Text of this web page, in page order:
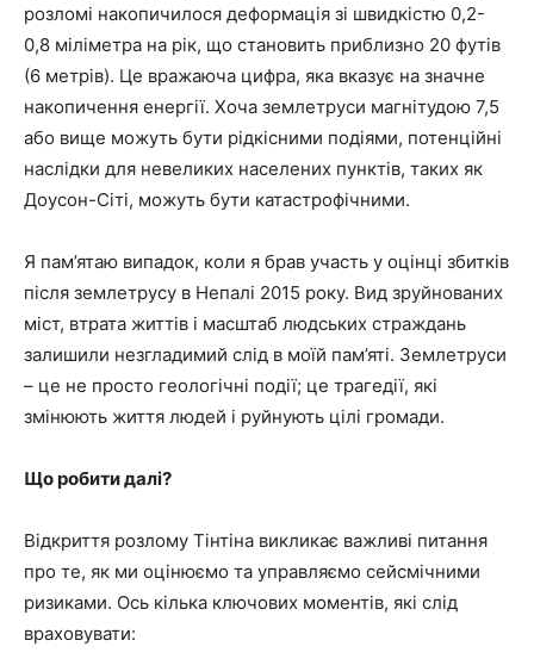
розломі накопичилося деформація зі швидкістю 0,2-
0,8 міліметра на рік, що становить приблизно 20 футів
(6 метрів). Це вражаюча цифра, яка вказує на значне
накопичення енергії. Хоча землетруси магнітудою 7,5
або вище можуть бути рідкісними подіями, потенційні
наслідки для невеликих населених пунктів, таких як
Доусон-Сіті, можуть бути катастрофічними.
Я пам’ятаю випадок, коли я брав участь у оцінці збитків
після землетрусу в Непалі 2015 року. Вид зруйнованих
міст, втрата життів і масштаб людських страждань
залишили незгладимий слід в моїй пам’яті. Землетруси
– це не просто геологічні події; це трагедії, які
змінюють життя людей і руйнують цілі громади.
Що робити далі?
Відкриття розлому Тінтіна викликає важливі питання
про те, як ми оцінюємо та управляємо сейсмічними
ризиками. Ось кілька ключових моментів, які слід
враховувати: